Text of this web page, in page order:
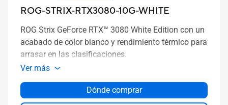
ROG-STRIX-RTX3080-10G-WHITE
ROG Strix GeForce RTX™ 3080 White Edition con un
acabado de color blanco y rendimiento térmico para
arrasar en las clasificaciones.
Ver más
Dónde comprar